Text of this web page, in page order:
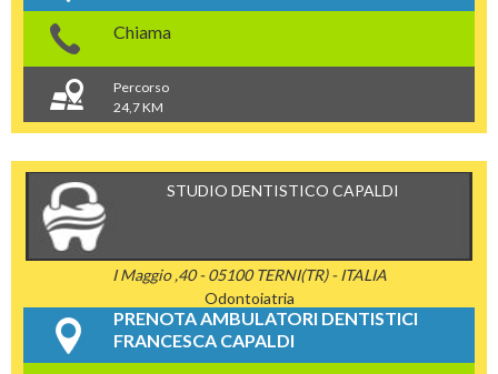
Chiama
Percorso
24,7 KM
STUDIO DENTISTICO CAPALDI
I Maggio ,40 - 05100 TERNI(TR) - ITALIA
Odontoiatria
PRENOTA AMBULATORI DENTISTICI
FRANCESCA CAPALDI